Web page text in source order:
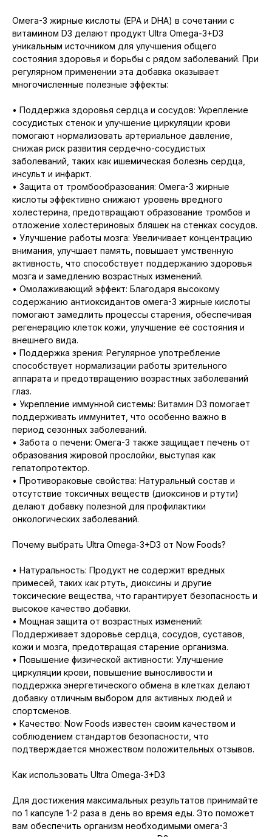
Омега-3 жирные кислоты (EPA и DHA) в сочетании с
витамином D3 делают продукт Ultra Omega-3+D3
уникальным источником для улучшения общего
состояния здоровья и борьбы с рядом заболеваний. При
регулярном применении эта добавка оказывает
многочисленные полезные эффекты:
• Поддержка здоровья сердца и сосудов: Укрепление
сосудистых стенок и улучшение циркуляции крови
помогают нормализовать артериальное давление,
снижая риск развития сердечно-сосудистых
заболеваний, таких как ишемическая болезнь сердца,
инсульт и инфаркт.
• Защита от тромбообразования: Омега-3 жирные
кислоты эффективно снижают уровень вредного
холестерина, предотвращают образование тромбов и
отложение холестериновых бляшек на стенках сосудов.
• Улучшение работы мозга: Увеличивает концентрацию
внимания, улучшает память, повышает умственную
активность, что способствует поддержанию здоровья
мозга и замедлению возрастных изменений.
• Омолаживающий эффект: Благодаря высокому
содержанию антиоксидантов омега-3 жирные кислоты
помогают замедлить процессы старения, обеспечивая
регенерацию клеток кожи, улучшение её состояния и
внешнего вида.
• Поддержка зрения: Регулярное употребление
способствует нормализации работы зрительного
аппарата и предотвращению возрастных заболеваний
глаз.
• Укрепление иммунной системы: Витамин D3 помогает
поддерживать иммунитет, что особенно важно в
период сезонных заболеваний.
• Забота о печени: Омега-3 также защищает печень от
образования жировой прослойки, выступая как
гепатопротектор.
• Противораковые свойства: Натуральный состав и
отсутствие токсичных веществ (диоксинов и ртути)
делают добавку полезной для профилактики
онкологических заболеваний.
Почему выбрать Ultra Omega-3+D3 от Now Foods?
• Натуральность: Продукт не содержит вредных
примесей, таких как ртуть, диоксины и другие
токсические вещества, что гарантирует безопасность и
высокое качество добавки.
• Мощная защита от возрастных изменений:
Поддерживает здоровье сердца, сосудов, суставов,
кожи и мозга, предотвращая старение организма.
• Повышение физической активности: Улучшение
циркуляции крови, повышение выносливости и
поддержка энергетического обмена в клетках делают
добавку отличным выбором для активных людей и
спортсменов.
• Качество: Now Foods известен своим качеством и
соблюдением стандартов безопасности, что
подтверждается множеством положительных отзывов.
Как использовать Ultra Omega-3+D3
Для достижения максимальных результатов принимайте
по 1 капсуле 1-2 раза в день во время еды. Это поможет
вам обеспечить организм необходимыми омега-3